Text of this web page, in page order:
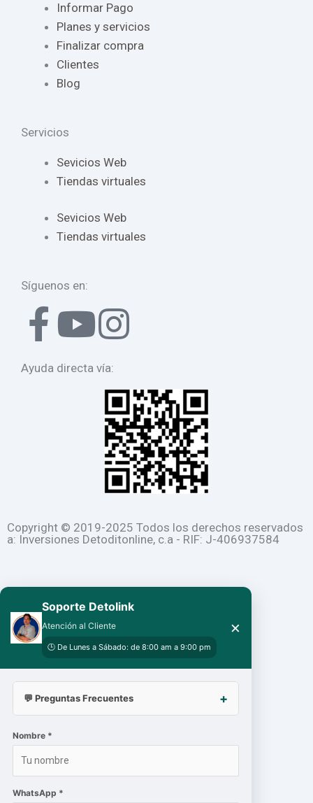
Informar Pago
Planes y servicios
Finalizar compra
Clientes
Blog
Servicios
Sevicios Web
Tiendas virtuales
Sevicios Web
Tiendas virtuales
Síguenos en:
F
a
o
-
f
Y
o
e
I
s
t
a
g
r
m
Ayuda directa vía:
Copyright © 2019-2025 Todos los derechos reservados
a: Inversiones Detoditonline, c.a - RIF: J-406937584
Soporte Detolink
Atención al Cliente
🕒 De Lunes a Sábado: de 8:00 am a 9:00 pm
×
💬 Preguntas Frecuentes
Nombre *
WhatsApp *